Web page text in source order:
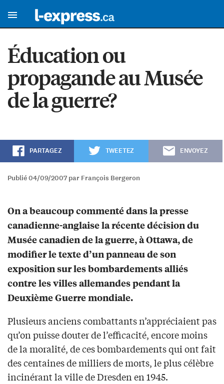
Éducation ou
propagande au Musée
de la guerre?
PARTAGEZ TWEETEZ ENVOYEZ
Publié 04/09/2007 par François Bergeron
On a beaucoup commenté dans la presse
canadienne-anglaise la récente décision du
Musée canadien de la guerre, à Ottawa, de
modifier le texte d’un panneau de son
exposition sur les bombardements alliés
contre les villes allemandes pendant la
Deuxième Guerre mondiale.
Plusieurs anciens combattants n’appréciaient pas
qu’on puisse douter de l’efficacité, encore moins
de la moralité, de ces bombardements qui ont fait
des centaines de milliers de morts, le plus célèbre
incinérant la ville de Dresden en 1945.